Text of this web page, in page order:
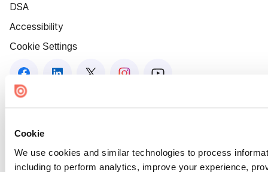
Cookie
We use cookies and similar technologies to process
including to perform analytics, improve your experience,
DSA
Accessibility
Cookie Settings